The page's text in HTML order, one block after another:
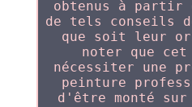
obtenus à
de tels conseils
que soit leur
noter que
nécessiter une
peinture
d'être monté